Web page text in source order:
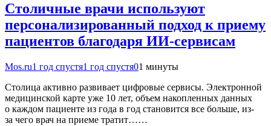
Столичные врачи используют
персонализированный подход к приему
пациентов благодаря ИИ-сервисам
Mos.ru1 год спустя1 год спустя01 минуты
Столица активно развивает цифровые сервисы. Электронной
медицинской карте уже 10 лет, объем накопленных данных
о каждом пациенте из года в год становится все больше, из-
за чего врач на приеме тратит……